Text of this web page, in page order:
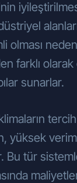
olması
farklı
sunarlar.
yüksek
Bu tür